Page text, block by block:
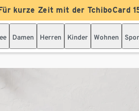
kurze Zeit mit der TchiboCard
Damen Herren Kinder Wohnen